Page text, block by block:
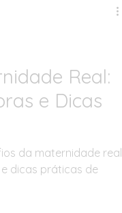
Real:
e Dicas
da maternidade real
dicas práticas de